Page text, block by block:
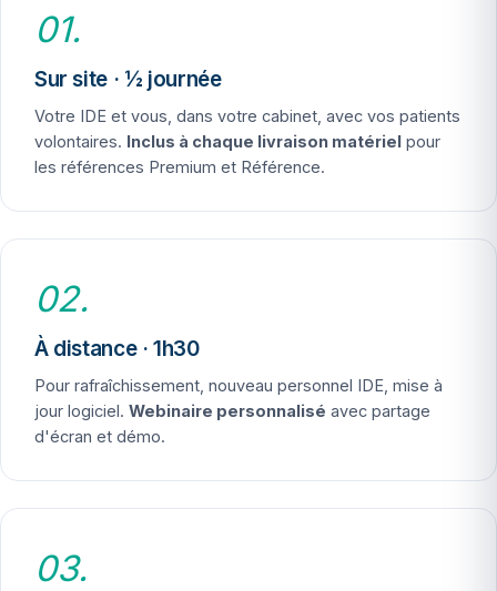
01.
Sur site · ½ journée
Votre IDE et vous, dans votre cabinet, avec vos patients
volontaires. Inclus à chaque livraison matériel pour
les références Premium et Référence.
02.
À distance · 1h30
Pour rafraîchissement, nouveau personnel IDE, mise à
jour logiciel. Webinaire personnalisé avec partage
d'écran et démo.
03.